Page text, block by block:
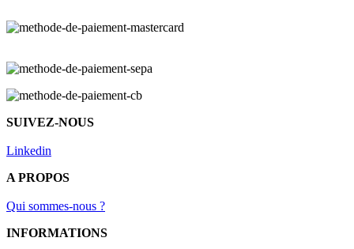
SUIVEZ-NOUS
Linkedin
A PROPOS
Qui sommes-nous ?
INFORMATIONS